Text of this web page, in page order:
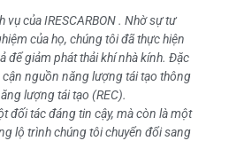
của IRESCARBON . Nhờ sự tư
của họ, chúng tôi đã thực hiện
để giảm phát thải khí nhà kính. Đặc
nguồn năng lượng tái tạo thông
lượng tái tạo (REC).
đối tác đáng tin cậy, mà còn là một
lộ trình chúng tôi chuyển đổi sang